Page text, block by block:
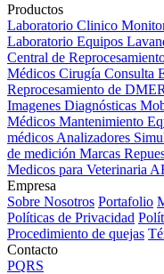
Productos
Laboratorio Clinico
Laboratorio Equipos
Central de
Médicos Cirugía Consulta
Reprocesamiento de
Imagenes Diagnósticas
Médicos Mantenimiento
médicos Analizadores
de medición Marcas
Medicos para Veterinaria
Empresa
Sobre Nosotros Portafolio
Políticas de Privacidad
Procedimiento de quejas
Contacto
PQRS